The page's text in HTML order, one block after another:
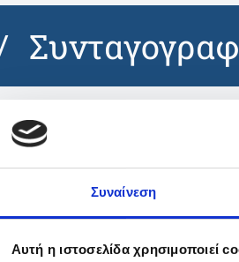
Συναίνεση
Αυτή η ιστοσελίδα χρησιμοποιεί
Δεν